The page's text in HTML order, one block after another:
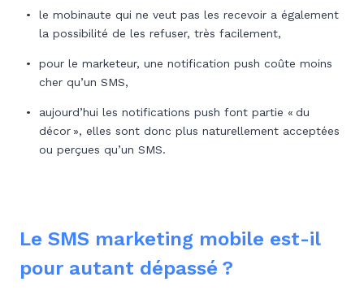
le mobinaute qui ne veut pas les recevoir a également
la possibilité de les refuser, très facilement,
pour le marketeur, une notification push coûte moins
cher qu’un SMS,
aujourd’hui les notifications push font partie « du
décor », elles sont donc plus naturellement acceptées
ou perçues qu’un SMS.
Le SMS marketing mobile est-il
pour autant dépassé ?